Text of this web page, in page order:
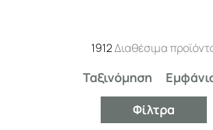
1912Διαθέσιμα
Ταξινόμηση
Φίλτρα